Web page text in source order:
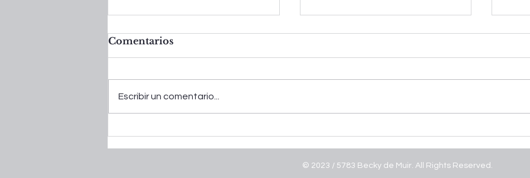
Comentarios
Escribir un comentario...
© 2023 / 5783 Becky de Muir. All Rights Reserved.